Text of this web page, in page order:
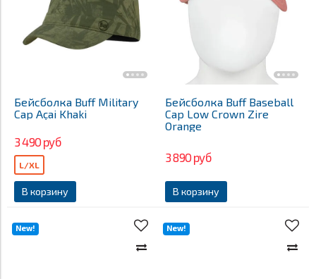
Бейсболка Buff Military
Cap Açai Khaki
3 490 руб
В корзину
L/XL
Бейсболка Buff Baseball
Cap Low Crown Zire
Orange
3 890 руб
В корзину
New! New!